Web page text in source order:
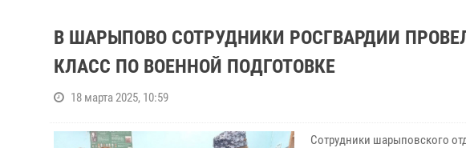
В ШАРЫПОВО СОТРУДНИКИ РОСГВАРДИИ
КЛАСС ПО ВОЕННОЙ ПОДГОТОВКЕ
18 марта 2025, 10:59
Сотрудники шарыповского